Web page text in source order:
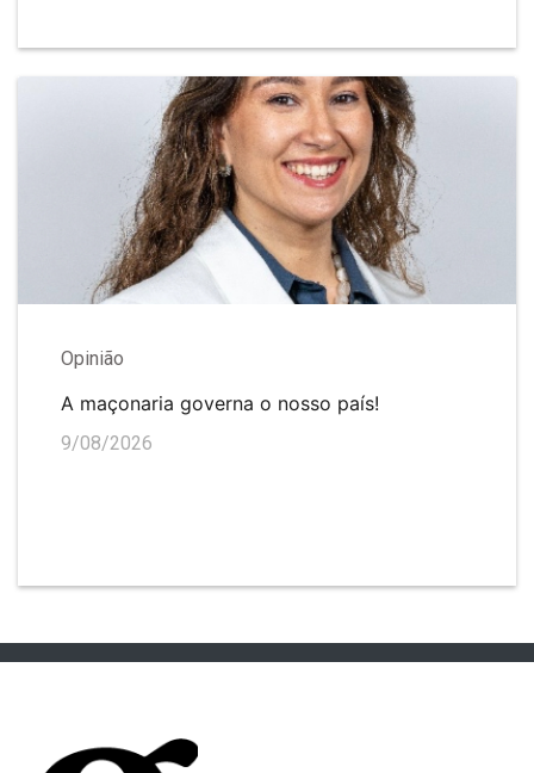
Opinião
A maçonaria governa o nosso país!
9/08/2026